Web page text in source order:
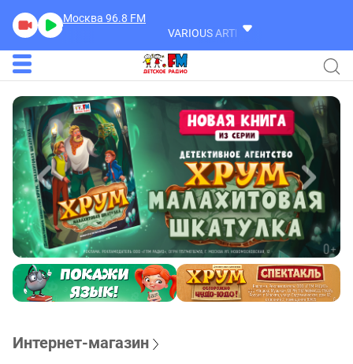
Москва 96.8 FM
VARIOUS ARTISTS
Please Forgive Me
Интернет-магазин